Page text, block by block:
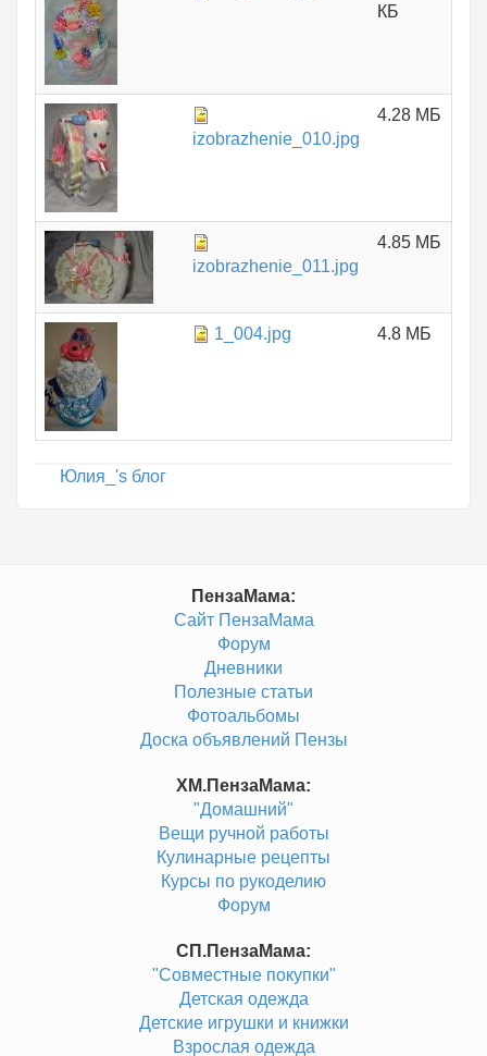
КБ
izobrazhenie_010.jpg
4.28 МБ
izobrazhenie_011.jpg
4.85 МБ
1_004.jpg 4.8 МБ
Юлия_'s блог
ПензаМама:
Сайт ПензаМама
Форум
Дневники
Полезные статьи
Фотоальбомы
Доска объявлений Пензы
ХМ.ПензаМама:
"Домашний"
Вещи ручной работы
Кулинарные рецепты
Курсы по рукоделию
Форум
СП.ПензаМама:
"Совместные покупки"
Детская одежда
Детские игрушки и книжки
Взрослая одежда